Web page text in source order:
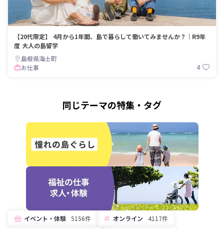
【20代限定】 4月から1年間、島で暮らして働いてみませんか？｜R9年
度 大人の島留学
島根県海士町
お仕事
4
同じテーマの特集・タグ
イベント・体験 5156件 オンライン
4117件